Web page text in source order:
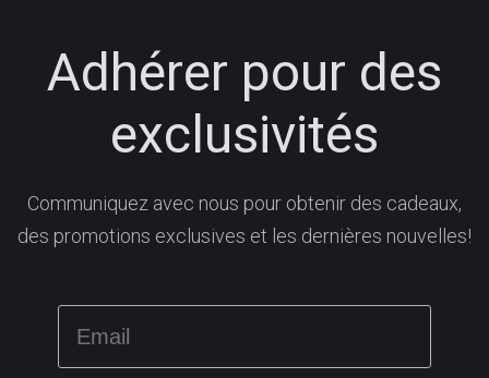
Adhérer pour des
exclusivités
Communiquez avec nous pour obtenir des cadeaux,
des promotions exclusives et les dernières nouvelles!